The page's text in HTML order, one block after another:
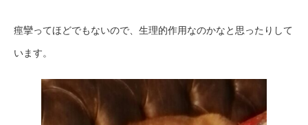
痙攣ってほどでもないので、生理的作用なのかなと思ったりして
います。